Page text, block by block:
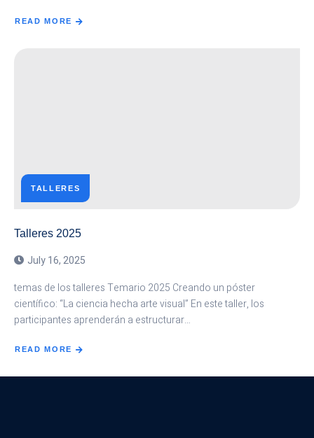
READ MORE
TALLERES
Talleres 2025
July 16, 2025
temas de los talleres Temario 2025 Creando un póster
científico: “La ciencia hecha arte visual” En este taller, los
participantes aprenderán a estructurar…
READ MORE